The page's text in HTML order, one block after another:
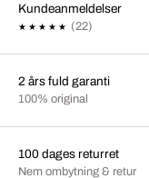
Kundeanmeldelser
(22)
2 års fuld garanti
100% original
100 dages returret
Nem ombytning & retur